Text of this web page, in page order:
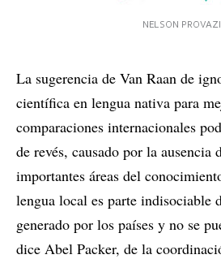
NELSON PROVAZI
La sugerencia de Van Raan de
científica en lengua nativa para
comparaciones internacionales
de revés, causado por la ausencia
importantes áreas del
lengua local es parte indisociable
generado por los países y no se
dice Abel Packer, de la